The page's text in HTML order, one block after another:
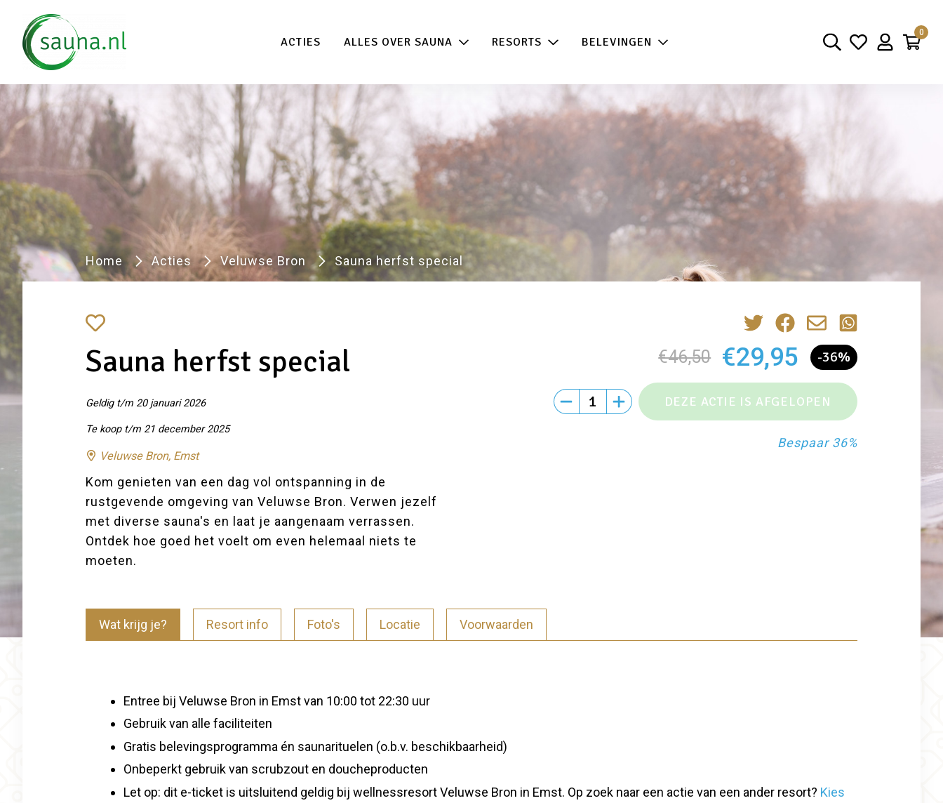
ACTIES ALLES OVER SAUNA RESORTS BELEVINGEN
0
Home Acties Veluwse Bron Sauna herfst special
Sauna herfst special
Geldig t/m 20 januari 2026
Te koop t/m 21 december 2025
Veluwse Bron, Emst
Kom genieten van een dag vol ontspanning in de
rustgevende omgeving van Veluwse Bron. Verwen jezelf
met diverse sauna's en laat je aangenaam verrassen.
Ontdek hoe goed het voelt om even helemaal niets te
moeten.
€46,50 €29,95 -36%
Bespaar 36%
Wat krijg je? Resort info Foto's Locatie Voorwaarden
Entree bij Veluwse Bron in Emst van 10:00 tot 22:30 uur
Gebruik van alle faciliteiten
Gratis belevingsprogramma én saunarituelen (o.b.v. beschikbaarheid)
Onbeperkt gebruik van scrubzout en doucheproducten
Let op: dit e-ticket is uitsluitend geldig bij wellnessresort Veluwse Bron in Emst. Op zoek naar een actie van een ander resort? Kies